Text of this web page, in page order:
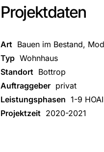
Projektdaten
Art Bauen im Bestand,
Typ Wohnhaus
Standort Bottrop
Auftraggeber privat
Leistungsphasen 1-9 HOAI
Projektzeit 2020-2021